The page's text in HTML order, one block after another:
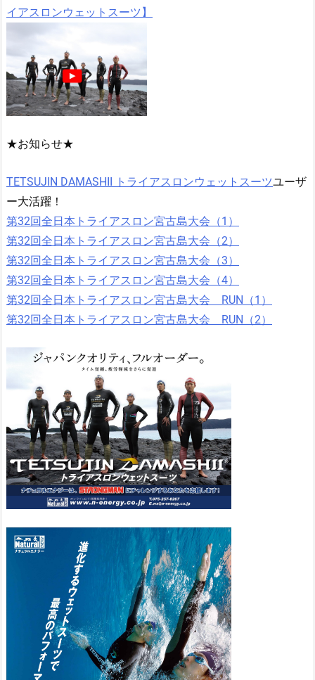
イアスロンウェットスーツ】
★お知らせ★
TETSUJIN DAMASHII トライアスロンウェットスーツユーザ
ー大活躍！
第32回全日本トライアスロン宮古島大会（1）
第32回全日本トライアスロン宮古島大会（2）
第32回全日本トライアスロン宮古島大会（3）
第32回全日本トライアスロン宮古島大会（4）
第32回全日本トライアスロン宮古島大会 RUN（1）
第32回全日本トライアスロン宮古島大会 RUN（2）